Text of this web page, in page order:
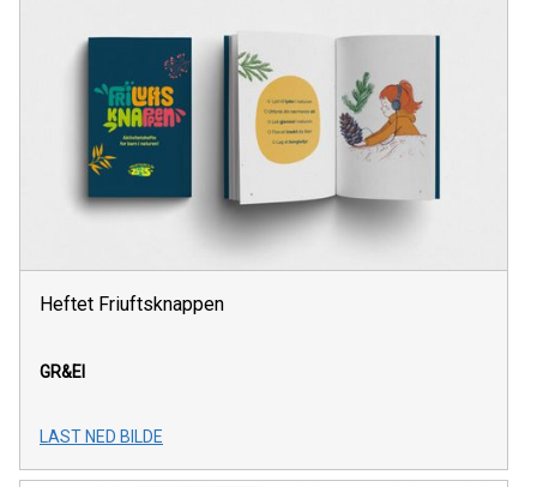
Heftet Friuftsknappen
GR&EI
LAST NED BILDE